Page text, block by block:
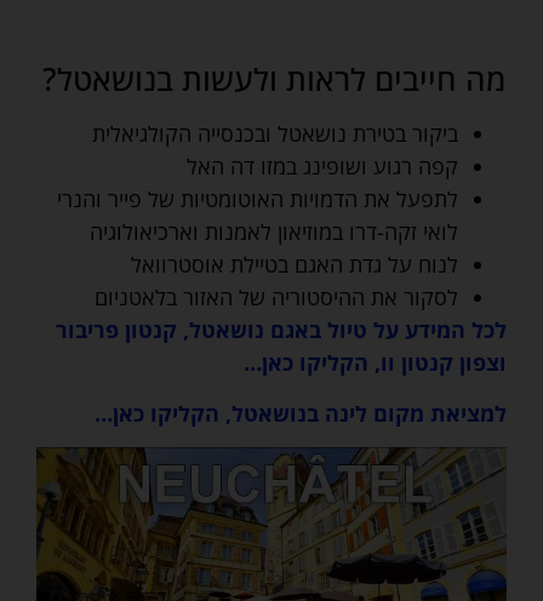
מה חייבים לראות ולעשות בנושאטל?
ביקור בטירת נושאטל ובכנסייה הקולגיאלית
קפה רגוע ושופינג במזו דה האל
לתפעל את הדמויות האוטומטיות של פייר והנרי
לואי זקה-דרו במוזיאון לאמנות וארכיאולוגיה
לנוח על גדת האגם בטיילת אוסטרוואל
לסקור את ההיסטוריה של האזור בלאטניום
לכל המידע על טיול באגם נושאטל, קנטון פריבור
וצפון קנטון וו, הקליקו כאן…
למציאת מקום לינה בנושאטל, הקליקו כאן…